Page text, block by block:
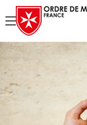
menu